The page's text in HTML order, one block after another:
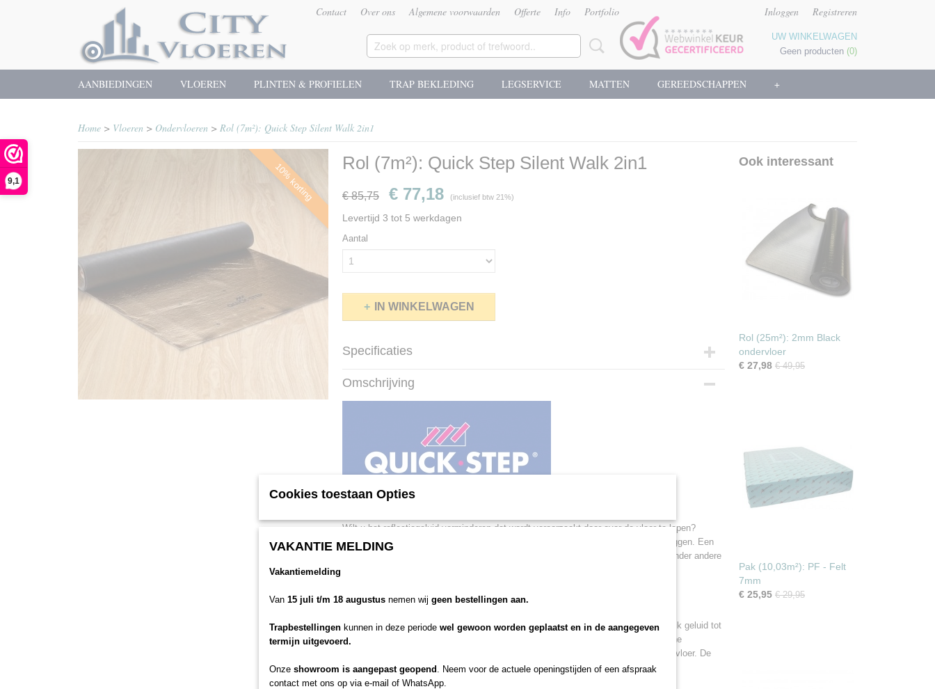
9,1
Contact Over ons Algemene voorwaarden Offerte Info Portfolio Inloggen Registreren
UW WINKELWAGEN
Geen producten (0)
AANBIEDINGEN VLOEREN PLINTEN & PROFIELEN TRAP BEKLEDING LEGSERVICE MATTEN GEREEDSCHAPPEN +
Home > Vloeren > Ondervloeren > Rol (7m²): Quick Step Silent Walk 2in1
10% korting Rol (7m²): Quick Step Silent Walk 2in1
€ 85,75 € 77,18 (inclusief btw 21%)
Levertijd 3 tot 5 werkdagen
Aantal
IN WINKELWAGEN
Specificaties
Productcode
Netto gewicht
Omschrijving
Wilt u het reflectiegeluid verminderen dat wordt veroorzaakt door over de vloer te lopen?
Vóór u uw Quick-Step® vloer plaatst is het noodzakelijk eerst een ondervloer te leggen. Een
goede ondervloer vormt de stabiele basis die uw kwaliteitsvloer verdient en zorgt onder andere
•beschermen tegen opstijgend vocht en;
De Quick-Step® Silent Walk ondervloer is op maat gemaakt voor mensen die het tik geluid tot
een maximum willen beperken. Dankzij z’n uitstekende drukvastheid en dynamische
drukweerstand garandeert deze ondervloer een verregaande duurzaamheid van uw vloer. De
Quick-Step® Silent Walk ondervloer is op maat gemaakt voor mensen met een
vloerkoelingssysteem.
Ook interessant
Rol (25m²): 2mm Black
ondervloer
€ 27,98 € 49,95
Pak (10,03m²): PF - Felt
7mm
€ 25,95 € 29,95
Cookies toestaan Opties
VAKANTIE MELDING
Vakantiemelding
Van 15 juli t/m 18 augustus nemen wij geen bestellingen aan.
Trapbestellingen kunnen in deze periode wel gewoon worden geplaatst en in de aangegeven
termijn uitgevoerd.
Onze showroom is aangepast geopend . Neem voor de actuele openingstijden of een afspraak
contact met ons op via e-mail of WhatsApp.